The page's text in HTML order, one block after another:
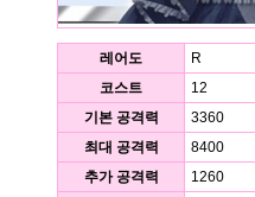
레어도 R
코스트
12
기본 공격력
3360
최대 공격력
8400
추가 공격력
1260